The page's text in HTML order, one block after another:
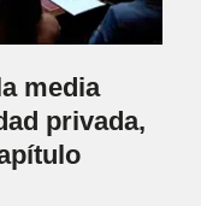
media
privada,